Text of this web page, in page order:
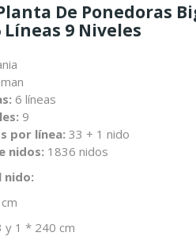
De Ponedoras
Líneas 9 Niveles
6 líneas
9
por línea: 33 + 1 nido
nidos: 1836 nidos
nido:
y 1 * 240 cm